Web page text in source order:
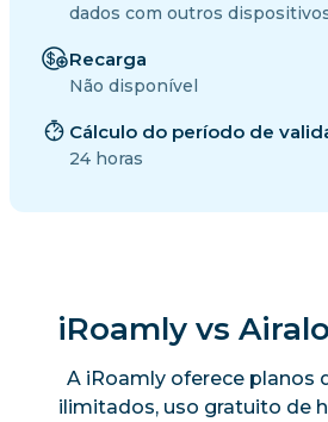
dados com outros
Recarga
Não disponível
Cálculo do período de
24 horas
iRoamly vs
A iRoamly oferece planos
ilimitados, uso gratuito de